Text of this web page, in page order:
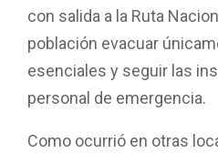
con salida a la Ruta
población evacuar
esenciales y seguir las
personal de emergencia.
Como ocurrió en otras